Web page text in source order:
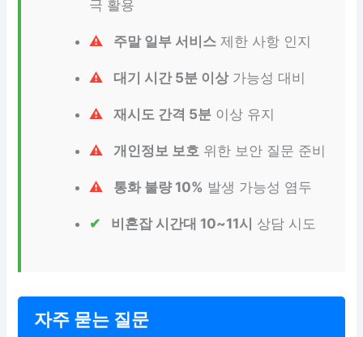
극 활용
주말 일부 서비스 제한 사항 인지
대기 시간 5분 이상가능성 대비
재시도 간격 5분 이상 유지
개인정보 보호 위한 보안 질문 준비
통화 불량 10% 발생 가능성 염두
비혼잡 시간대 10~11시 상담 시도
자주 묻는 질문